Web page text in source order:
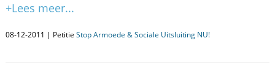
+Lees meer...
08-12-2011 | Petitie Stop Armoede & Sociale Uitsluiting NU!